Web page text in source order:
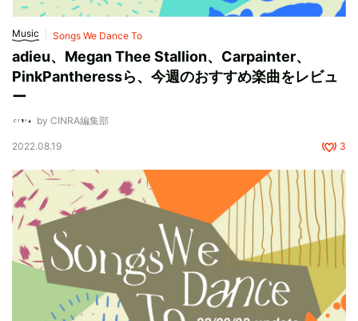
Music Songs We Dance To
adieu、Megan Thee Stallion、Carpainter、
PinkPantheressら、今週のおすすめ楽曲をレビュ
ー
by CINRA編集部
2022.08.19 3